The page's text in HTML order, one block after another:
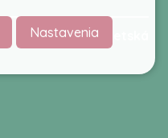
autosedačky,
Nastavenia